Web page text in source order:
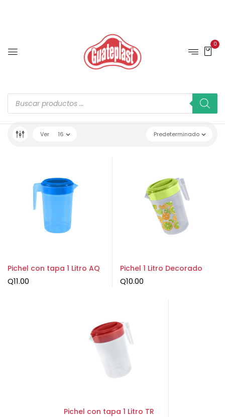
0
Predeterminado
Ver 16
Pichel con tapa 1 Litro AQ
Q11.00
Pichel 1 Litro Decorado
Q10.00
Pichel con tapa 1 Litro TR